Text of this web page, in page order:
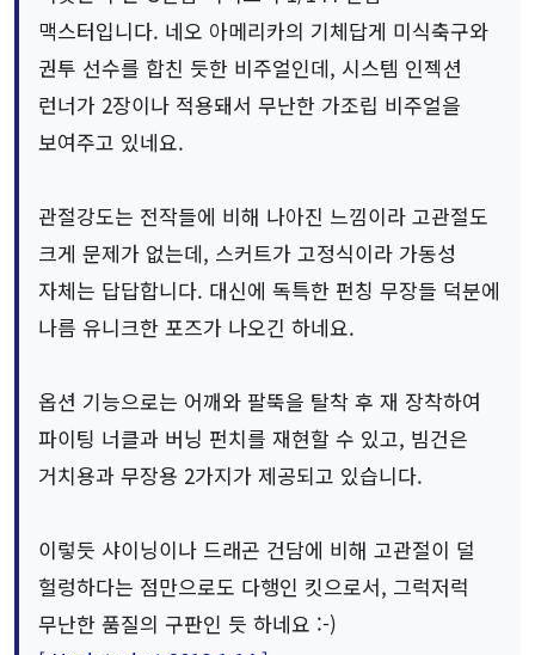
맥스터입니다. 네오 아메리카의 기체답게 미식축구와
권투 선수를 합친 듯한 비주얼인데, 시스템 인젝션
런너가 2장이나 적용돼서 무난한 가조립 비주얼을
보여주고 있네요.
관절강도는 전작들에 비해 나아진 느낌이라 고관절도
크게 문제가 없는데, 스커트가 고정식이라 가동성
자체는 답답합니다. 대신에 독특한 펀칭 무장들 덕분에
나름 유니크한 포즈가 나오긴 하네요.
옵션 기능으로는 어깨와 팔뚝을 탈착 후 재 장착하여
파이팅 너클과 버닝 펀치를 재현할 수 있고, 빔건은
거치용과 무장용 2가지가 제공되고 있습니다.
이렇듯 샤이닝이나 드래곤 건담에 비해 고관절이 덜
헐렁하다는 점만으로도 다행인 킷으로서, 그럭저럭
무난한 품질의 구판인 듯 하네요 :-)